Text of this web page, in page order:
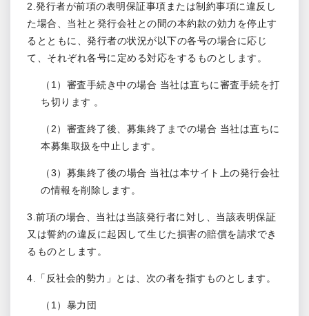
2.発行者が前項の表明保証事項または制約事項に違反し
た場合、当社と発行会社との間の本約款の効力を停止す
るとともに、発行者の状況が以下の各号の場合に応じ
て、それぞれ各号に定める対応をするものとします。
（1）審査手続き中の場合 当社は直ちに審査手続を打
ち切ります 。
（2）審査終了後、募集終了までの場合 当社は直ちに
本募集取扱を中止します。
（3）募集終了後の場合 当社は本サイト上の発行会社
の情報を削除します。
3.前項の場合、当社は当該発行者に対し、当該表明保証
又は誓約の違反に起因して生じた損害の賠償を請求でき
るものとします。
4.「反社会的勢力」とは、次の者を指すものとします。
（1）暴力団